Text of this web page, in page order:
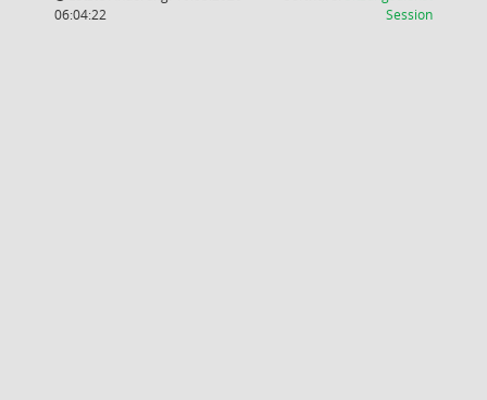
06:04:22
Session(Wird in